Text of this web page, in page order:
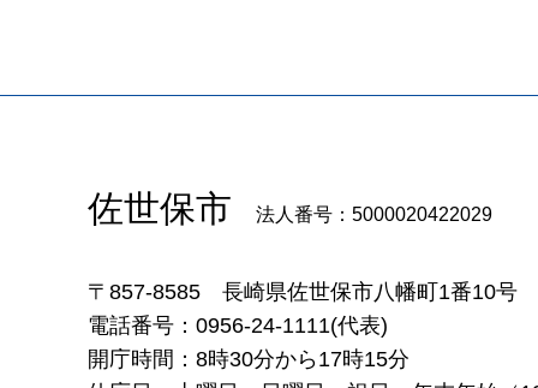
佐世保市 法人番号：5000020422029
〒857-8585 長崎県佐世保市八幡町1番10号
電話番号：0956-24-1111(代表)
開庁時間：8時30分から17時15分